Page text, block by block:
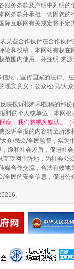
服务条款及声明中列明的
条款并承担一切因您的
互联网有关规定将不定
某些合作伙伴在合作伙
论和投稿，本网站有权
围内使用，并注明“来源
息，宣传国家的法律、
实意义；公众/公民/大
映投诉报料和投稿的部
料的个人或单位，本网
，我们将视为默认。（
投诉举报的内容转至所
大众/民众/全民监督，实
缓和社会矛盾，促进社
联网主阵地，为社会公
合作交流，合法有效地
民的安全信息，促进公
。